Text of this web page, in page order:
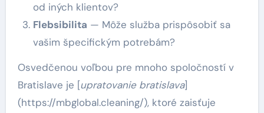
od iných klientov?
Flebsibilita — Môže služba prispôsobiť sa
vašim špecifickým potrebám?
Osvedčenou voľbou pre mnoho spoločností v
Bratislave je [upratovanie bratislava]
(https://mbglobal.cleaning/), ktoré zaisťuje